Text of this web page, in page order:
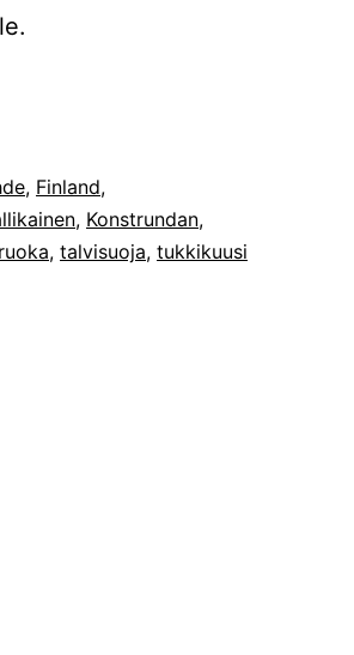
, Finland,
, Konstrundan,
, talvisuoja, tukkikuusi